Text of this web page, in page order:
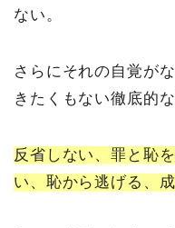
ない。
さらにそれの自覚が
きたくもない徹底的
反省しない、罪と恥
い、恥から逃げる、